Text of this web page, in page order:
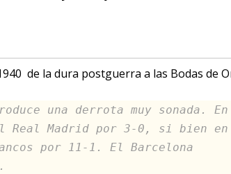
de la dura postguerra a las Bodas de
una derrota muy sonada. En
Real Madrid por 3-0, si bien en
por 11-1. El Barcelona